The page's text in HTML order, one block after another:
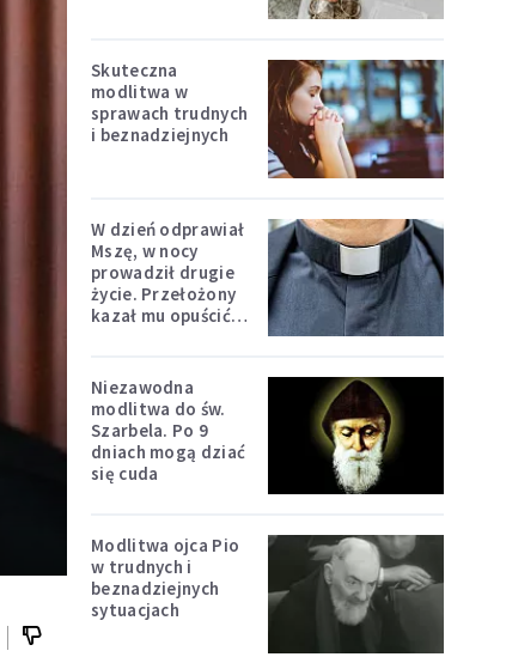
Skuteczna
modlitwa w
sprawach trudnych
i beznadziejnych
W dzień odprawiał
Mszę, w nocy
prowadził drugie
życie. Przełożony
kazał mu opuścić
Niezawodna
modlitwa do św.
Szarbela. Po 9
dniach mogą dziać
się cuda
Modlitwa ojca Pio
w trudnych i
beznadziejnych
sytuacjach